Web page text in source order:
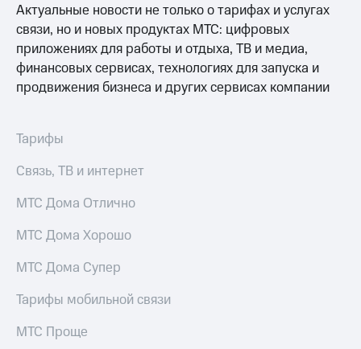
Услуги
Акции
Домашний
Спутниковое
телефон
Перейти
со своим
290 ₽/
мес
МТС
Premium
фильмы,
и многое
другое
Семейная
на тарифы,
подписки
Актуальные новости не только о тарифах и услугах
связи, но и новых продуктах МТС: цифровых
приложениях для работы и отдыха, ТВ и медиа,
финансовых сервисах, технологиях для запуска и
продвижения бизнеса и других сервисах компании
Тарифы
Связь, ТВ и интернет
МТС Дома Отлично
МТС Дома Хорошо
МТС Дома Супер
Тарифы мобильной связи
МТС Проще